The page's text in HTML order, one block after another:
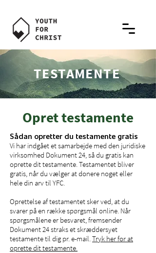
TESTAMENTE
Opret testamente
Sådan opretter du testamente gratis
Vi har indgået et samarbejde med den juridiske
virksomhed Dokument 24, så du gratis kan
oprette dit testamente. Testamentet bliver
gratis, når du vælger at donere noget eller
hele din arv til YFC.
Oprettelse af testamentet sker ved, at du
svarer på en række spørgsmål online. Når
spørgsmålene er besvaret, fremsender
Dokument 24 straks et skræddersyet
testamente til dig pr. e-mail.Tryk her for at
oprette dit testamente.